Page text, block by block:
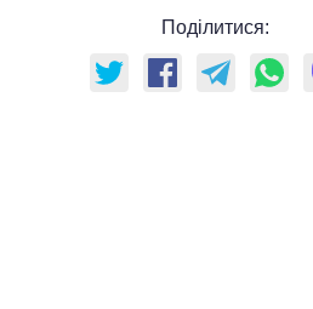
Поділитися: